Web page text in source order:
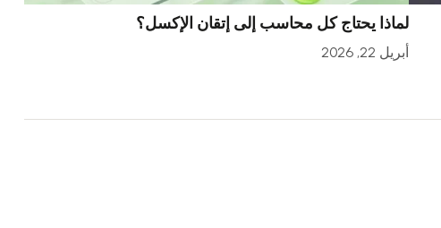
لماذا يحتاج كل محاسب إلى إتقان الإكسل؟
أبريل 22, 2026